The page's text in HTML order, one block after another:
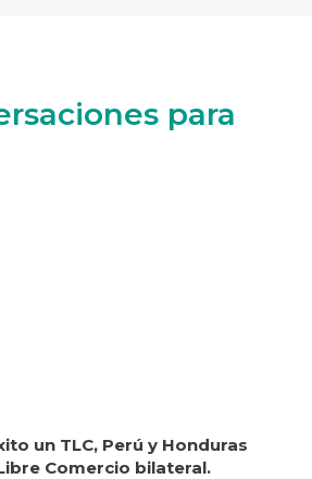
para
un TLC, Perú y Honduras
Comercio bilateral.